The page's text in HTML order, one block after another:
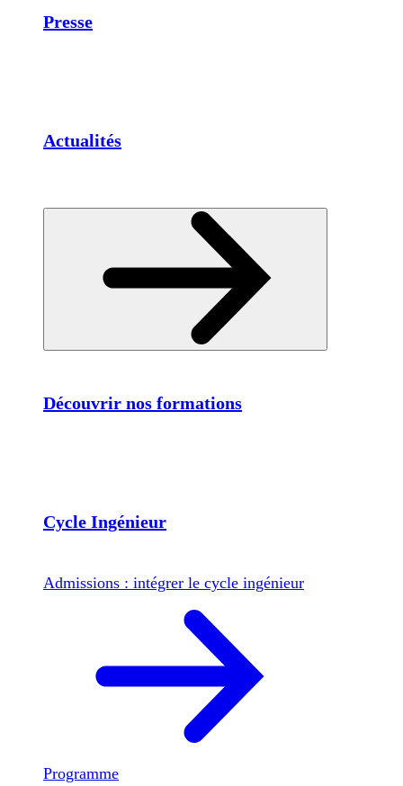
Presse
Actualités
Découvrir nos formations
Cycle Ingénieur
Admissions : intégrer le cycle ingénieur
Programme